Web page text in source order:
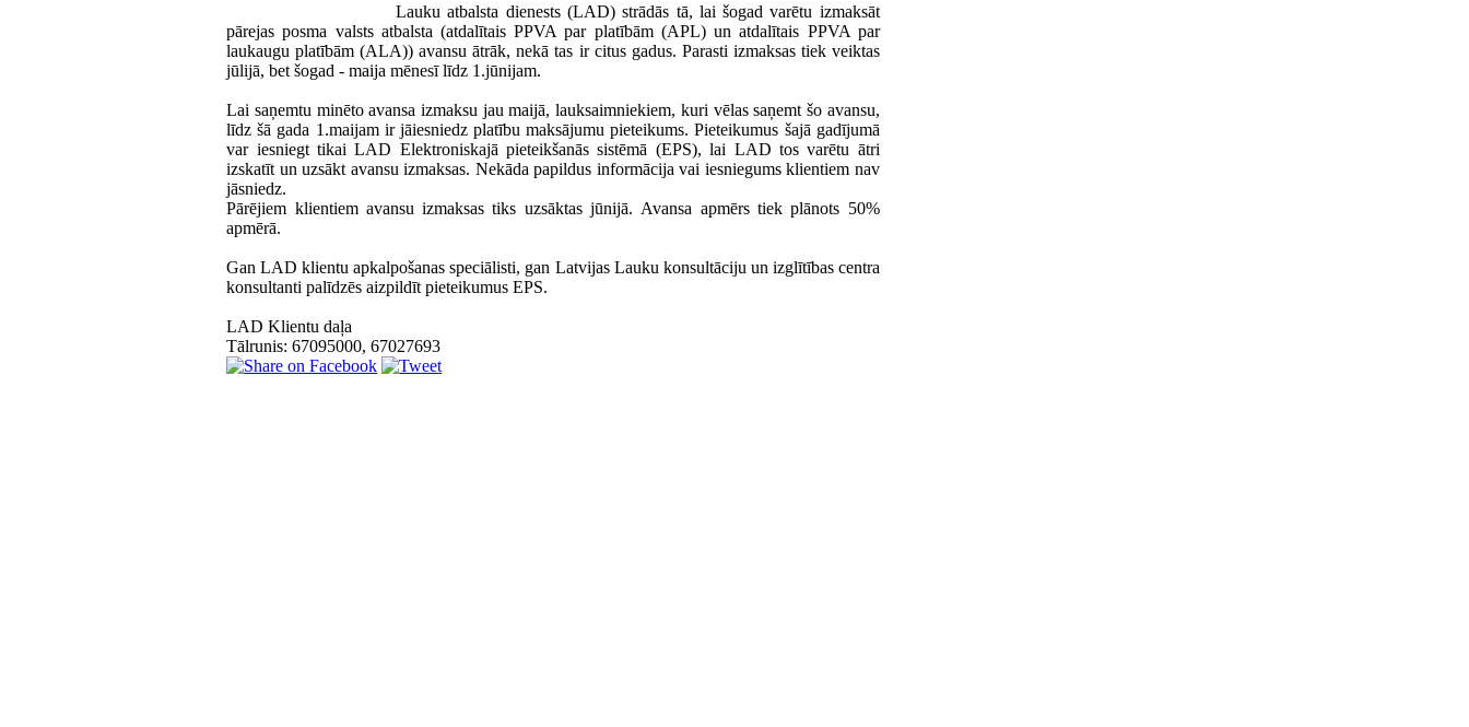
Lauku atbalsta dienests (LAD) strādās tā, lai šogad varētu izmaksāt
pārejas posma valsts atbalsta (atdalītais PPVA par platībām (APL) un atdalītais PPVA par
laukaugu platībām (ALA)) avansu ātrāk, nekā tas ir citus gadus. Parasti izmaksas tiek veiktas
jūlijā, bet šogad - maija mēnesī līdz 1.jūnijam.
Lai saņemtu minēto avansa izmaksu jau maijā, lauksaimniekiem, kuri vēlas saņemt šo avansu,
līdz šā gada 1.maijam ir jāiesniedz platību maksājumu pieteikums. Pieteikumus šajā gadījumā
var iesniegt tikai LAD Elektroniskajā pieteikšanās sistēmā (EPS), lai LAD tos varētu ātri
izskatīt un uzsākt avansu izmaksas. Nekāda papildus informācija vai iesniegums klientiem nav
jāsniedz.
Pārējiem klientiem avansu izmaksas tiks uzsāktas jūnijā. Avansa apmērs tiek plānots 50%
apmērā.
Gan LAD klientu apkalpošanas speciālisti, gan Latvijas Lauku konsultāciju un izglītības centra
konsultanti palīdzēs aizpildīt pieteikumus EPS.
LAD Klientu daļa
Tālrunis: 67095000, 67027693